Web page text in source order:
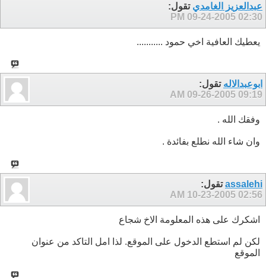
عبدالعزيز الغامدي تقول:
09-24-2005 02:30 PM
يعطيك العافية اخي حمود ...........
ابوعبدالاله تقول:
09-26-2005 09:19 AM
وفقك الله .
وان شاء الله نطلع بفائدة .
assalehiتقول:
10-23-2005 02:56 AM
اشكرك على هذه المعلومة الاخ شجاع
لكن لم استطع الدخول على الموقع. لذا امل التاكد من عنوان
الموقع